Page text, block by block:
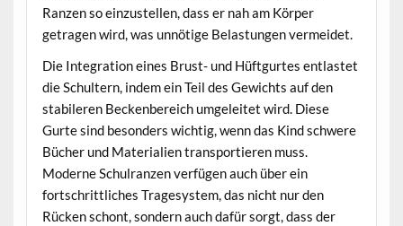
Ranzen so einzustellen, dass er nah am Körper
getragen wird, was unnötige Belastungen vermeidet.
Die Integration eines Brust- und Hüftgurtes entlastet
die Schultern, indem ein Teil des Gewichts auf den
stabileren Beckenbereich umgeleitet wird. Diese
Gurte sind besonders wichtig, wenn das Kind schwere
Bücher und Materialien transportieren muss.
Moderne Schulranzen verfügen auch über ein
fortschrittliches Tragesystem, das nicht nur den
Rücken schont, sondern auch dafür sorgt, dass der